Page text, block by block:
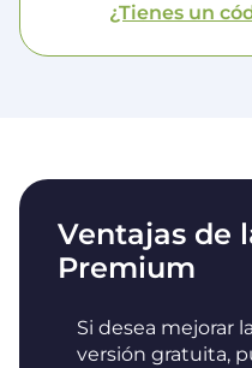
¿Tienes un
Ventajas de
Premium
Si desea mejorar
versión gratuita,